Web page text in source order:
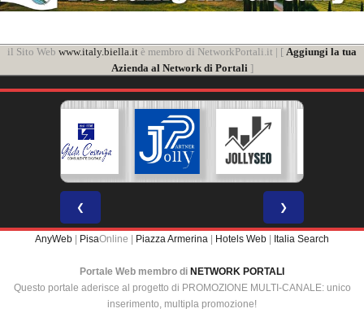
il Sito Web www.italy.biella.it è membro di NetworkPortali.it | [ Aggiungi la tua
Azienda al Network di Portali ]
❮ ❯
AnyWeb | PisaOnline | Piazza Armerina | Hotels Web | Italia Search
Portale Web membro di NETWORK PORTALI
Questo portale aderisce al progetto di PROMOZIONE MULTI-CANALE: unico
inserimento, multipla promozione!